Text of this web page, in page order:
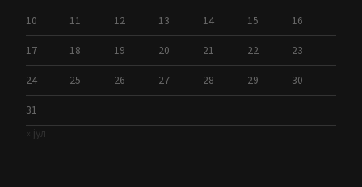
10 11 12 13 14 15 16
17 18 19 20 21 22 23
24 25 26 27 28 29 30
31
« јул